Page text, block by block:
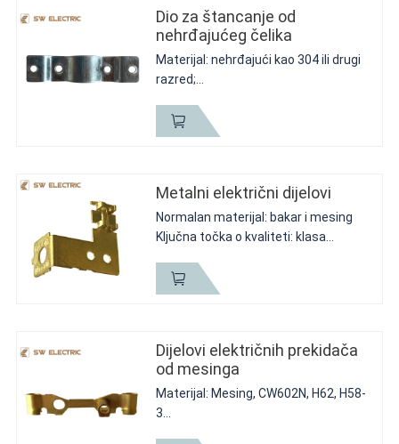
Dio za štancanje od
nehrđajućeg čelika
Materijal: nehrđajući kao 304 ili drugi
razred;
status završne obrade
Kratak opis: služi za zamjenu za neki
Metalni električni dijelovi
Normalan materijal: bakar i mesing
Ključna točka o kvaliteti: klasa
tolerancijom plime
Kratak opis: predmet električnog
Dijelovi električnih prekidača
od mesinga
Materijal: Mesing, CW602N, H62, H58-
3